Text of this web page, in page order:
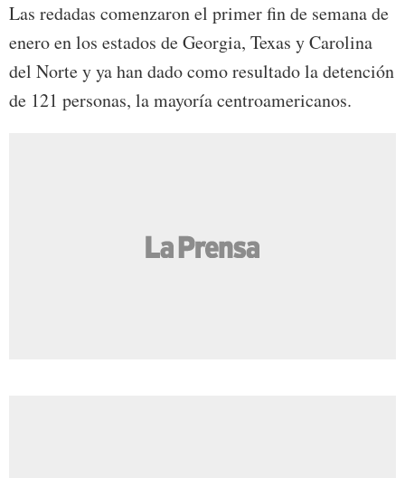
Las redadas comenzaron el primer fin de semana de
enero en los estados de Georgia, Texas y Carolina
del Norte y ya han dado como resultado la detención
de 121 personas, la mayoría centroamericanos.